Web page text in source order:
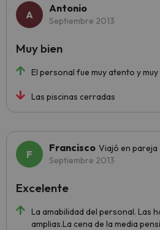
Antonio
Septiembre 2013
El personal fue muy atento y
Las piscinas cerradas
Muy bien
Francisco Viajó en pareja
Septiembre 2013
La amabilidad del personal. Las
amplias.La cena de la media
Excelente